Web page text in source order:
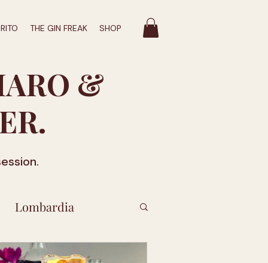
THE GIN FREAK SHOP
&
Lombardia
Puglia